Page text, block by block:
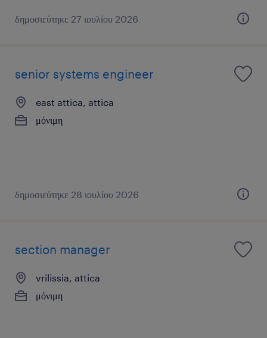
δημοσιεύτηκε 27 ιουλίου 2026
senior systems engineer
east attica, attica
μόνιμη
δημοσιεύτηκε 28 ιουλίου 2026
section manager
vrilissia, attica
μόνιμη